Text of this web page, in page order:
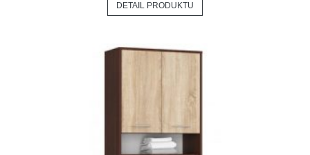
DETAIL PRODUKTU